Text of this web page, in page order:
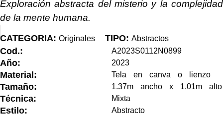
Exploración abstracta del misterio y la complejidad
de la mente humana.
CATEGORIA: Originales TIPO: Abstractos
Cod.: A2023S0112N0899
Año: 2023
Material: Tela en canva o lienzo
Tamaño: 1.37m ancho x 1.01m alto
Técnica: Mixta
Estilo: Abstracto